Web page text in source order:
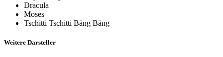
Dracula
Moses
Tschitti Tschitti Bäng Bäng
Weitere Darsteller